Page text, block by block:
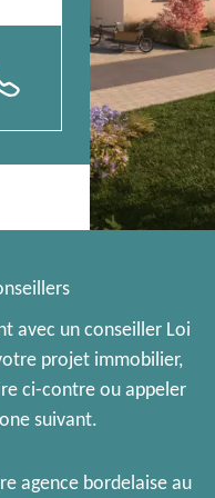
avec un conseiller Loi
projet immobilier,
ci-contre ou appeler
suivant.
agence bordelaise au